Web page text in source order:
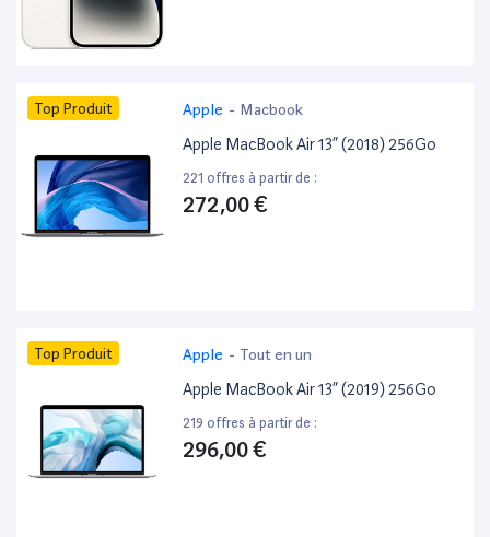
Top Produit Apple - Macbook
Apple MacBook Air 13” (2018) 256Go
221 offres à partir de :
272,00 €
Top Produit Apple - Tout en un
Apple MacBook Air 13” (2019) 256Go
219 offres à partir de :
296,00 €